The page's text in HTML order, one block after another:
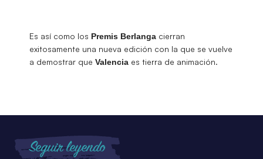
Es así como los Premis Berlanga cierran
exitosamente una nueva edición con la que se vuelve
a demostrar que Valencia es tierra de animación.
Seguir leyendo